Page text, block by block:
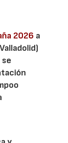
2026 a
se